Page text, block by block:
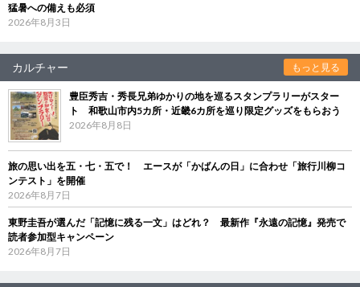
猛暑への備えも必須
2026年8月3日
カルチャー もっと見る
豊臣秀吉・秀長兄弟ゆかりの地を巡るスタンプラリーがスター
ト 和歌山市内5カ所・近畿6カ所を巡り限定グッズをもらおう
2026年8月8日
旅の思い出を五・七・五で！ エースが「かばんの日」に合わせ「旅行川柳コ
ンテスト」を開催
2026年8月7日
東野圭吾が選んだ「記憶に残る一文」はどれ？ 最新作『永遠の記憶』発売で
読者参加型キャンペーン
2026年8月7日